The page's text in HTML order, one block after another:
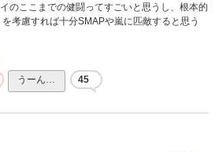
のここまでの健闘ってすごいと思うし、根本的
考慮すれば十分SMAPや嵐に匹敵すると思う
うーん… 45